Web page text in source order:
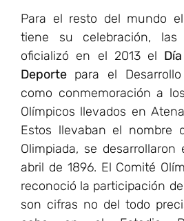
Para el resto del mundo
tiene su celebración, las
oficializó en el 2013 el
Deporte para el
como conmemoración a
Olímpicos llevados en
Estos llevaban el nombre
Olimpiada, se
abril de 1896. El Comité
reconoció la participación
son cifras no del todo